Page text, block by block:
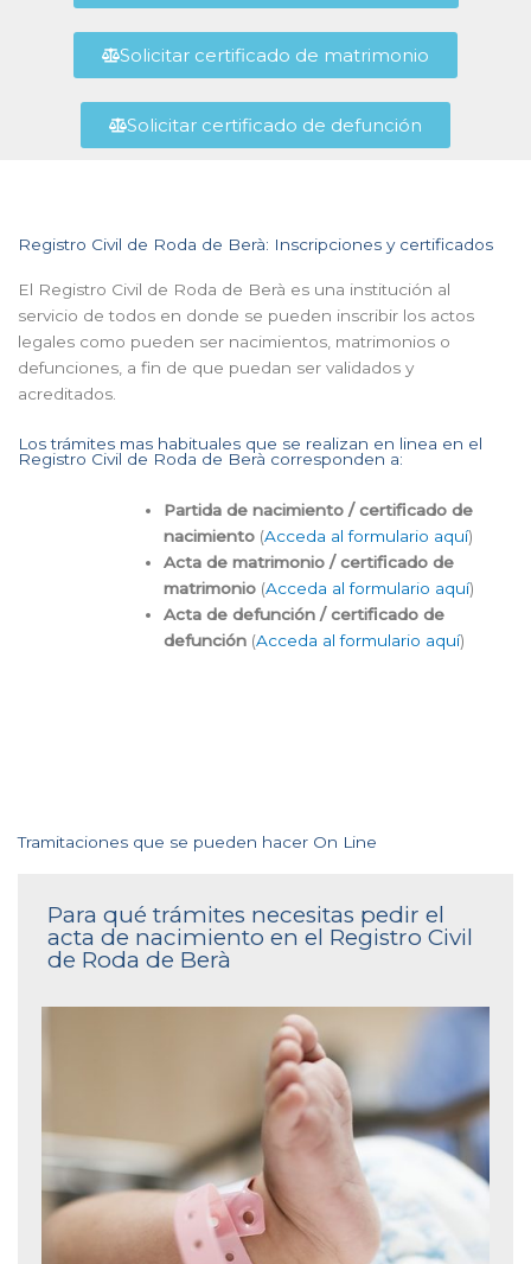
Solicitar certificado de matrimonio
Solicitar certificado de defunción
Registro Civil de Roda de Berà: Inscripciones y certificados
El Registro Civil de Roda de Berà es una institución al
servicio de todos en donde se pueden inscribir los actos
legales como pueden ser nacimientos, matrimonios o
defunciones, a fin de que puedan ser validados y
acreditados.
Los trámites mas habituales que se realizan en linea en el
Registro Civil de Roda de Berà corresponden a:
Partida de nacimiento / certificado de
nacimiento (Acceda al formulario aquí)
Acta de matrimonio / certificado de
matrimonio (Acceda al formulario aquí)
Acta de defunción / certificado de
defunción (Acceda al formulario aquí)
Tramitaciones que se pueden hacer On Line
Para qué trámites necesitas pedir el
acta de nacimiento en el Registro Civil
de Roda de Berà